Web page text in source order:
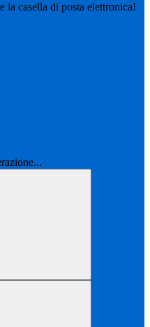
la casella di posta elettronica!